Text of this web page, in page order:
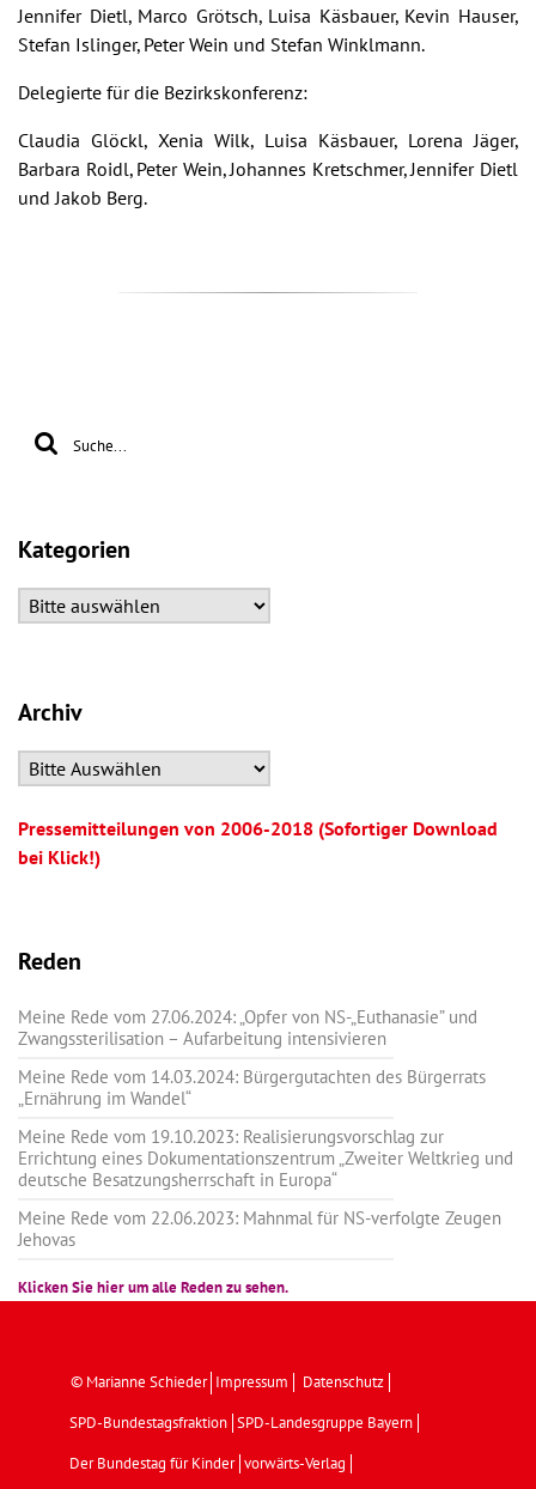
Jennifer Dietl, Marco Grötsch, Luisa Käsbauer, Kevin Hauser,
Stefan Islinger, Peter Wein und Stefan Winklmann.
Delegierte für die Bezirkskonferenz:
Claudia Glöckl, Xenia Wilk, Luisa Käsbauer, Lorena Jäger,
Barbara Roidl, Peter Wein, Johannes Kretschmer, Jennifer Dietl
und Jakob Berg.
Kategorien
Archiv
Pressemitteilungen von 2006-2018 (Sofortiger Download
bei Klick!)
Reden
Meine Rede vom 27.06.2024: „Opfer von NS-„Euthanasie” und
Zwangssterilisation – Aufarbeitung intensivieren
Meine Rede vom 14.03.2024: Bürgergutachten des Bürgerrats
„Ernährung im Wandel“
Meine Rede vom 19.10.2023: Realisierungsvorschlag zur
Errichtung eines Dokumentationszentrum „Zweiter Weltkrieg und
deutsche Besatzungsherrschaft in Europa“
Meine Rede vom 22.06.2023: Mahnmal für NS-verfolgte Zeugen
Jehovas
Klicken Sie hier um alle Reden zu sehen.
© Marianne Schieder Impressum Datenschutz
SPD-Bundestagsfraktion SPD-Landesgruppe Bayern
Der Bundestag für Kinder vorwärts-Verlag